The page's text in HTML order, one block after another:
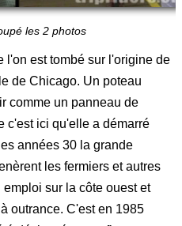
les 2 photos
l'on est tombé sur l'origine de
de Chicago. Un poteau
comme un panneau de
c'est ici qu'elle a démarré
années 30 la grande
les fermiers et autres
sur la côte ouest et
outrance. C'est en 1985